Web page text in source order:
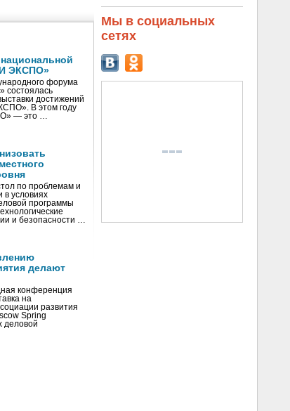
ЭКСПО»
форума
состоялась
достижений
В этом году
— это …
по проблемам и
условиях
программы
и безопасности …
делают
конференция
на
развития
Spring
деловой
Мы в социальных
сетях